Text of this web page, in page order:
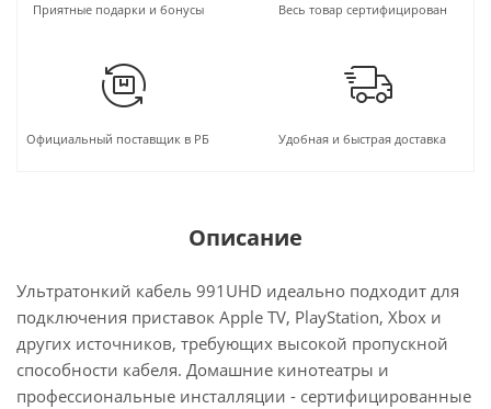
Приятные подарки и бонусы Весь товар сертифицирован
Официальный поставщик в РБ Удобная и быстрая доставка
Описание
Ультратонкий кабель 991UHD идеально подходит для
подключения приставок Apple TV, PlayStation, Xbox и
других источников, требующих высокой пропускной
способности кабеля. Домашние кинотеатры и
профессиональные инсталляции - сертифицированные